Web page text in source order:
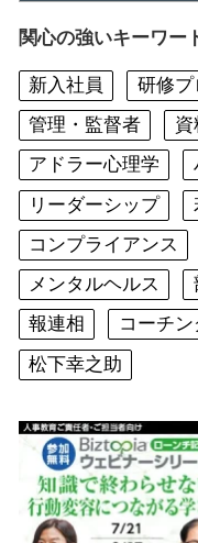
関心の強いキーワー
新入社員 研修プ
管理・監督者
資
アドラー心理学
リーダーシップ
コンプライアンス
メンタルヘルス
報連相
コーチン
松下幸之助